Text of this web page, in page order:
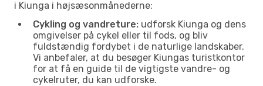
i Kiunga i højsæsonmånederne:
Cykling og vandreture: udforsk Kiunga og dens
omgivelser på cykel eller til fods, og bliv
fuldstændig fordybet i de naturlige landskaber.
Vi anbefaler, at du besøger Kiungas turistkontor
for at få en guide til de vigtigste vandre- og
cykelruter, du kan udforske.